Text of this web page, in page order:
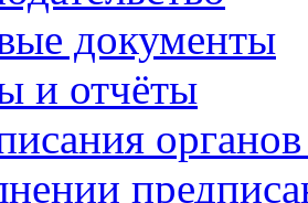
документы
и отчёты